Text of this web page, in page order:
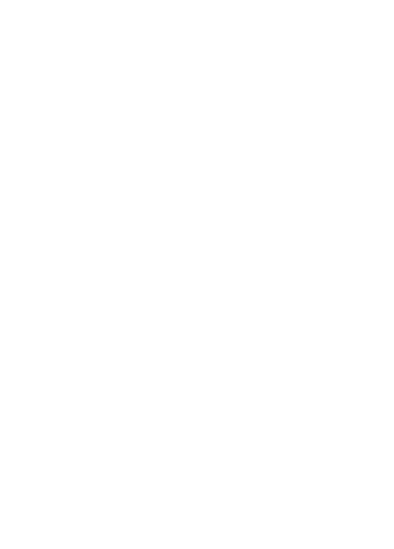
120.000,- FT, 3 MÉTER
MINŐSÉGI ANYAGOKKAL,
több tipusra és árkategóriában, segítünk a legjobb döntést
anyagokkal dolgozunk!
kollégánk felkeresi Önt otthonában és elkészítjük
egy fal átfúrását, a kültéri és a beltéri egység felszerelését, a
kültéri tartókonzolt vagy terasztartót, cseppvízcsövet,
plusz költség 15.000 Ft méterenként).
AZ AJÁNLATBAN MEGADOTT
belül, így nem kell számolgatnia a centiket, ahogyan
csövezésekre egyedi árat kap majd a felmérés utáni
számolva.
20.000 Ft/méter.( csak elő és utószezonban vállalunk falban